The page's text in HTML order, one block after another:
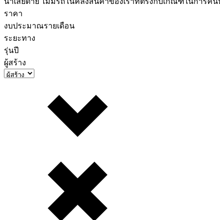
ราคา
งบประมาณรายเดือน
ระยะทาง
รุ่นปี
ผู้สร้าง